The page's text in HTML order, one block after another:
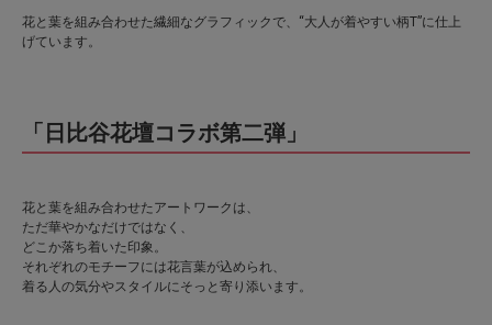
花と葉を組み合わせた繊細なグラフィックで、“大人が着やすい柄T”に仕上
げています。
「日比谷花壇コラボ第二弾」
花と葉を組み合わせたアートワークは、
ただ華やかなだけではなく、
どこか落ち着いた印象。
それぞれのモチーフには花言葉が込められ、
着る人の気分やスタイルにそっと寄り添います。